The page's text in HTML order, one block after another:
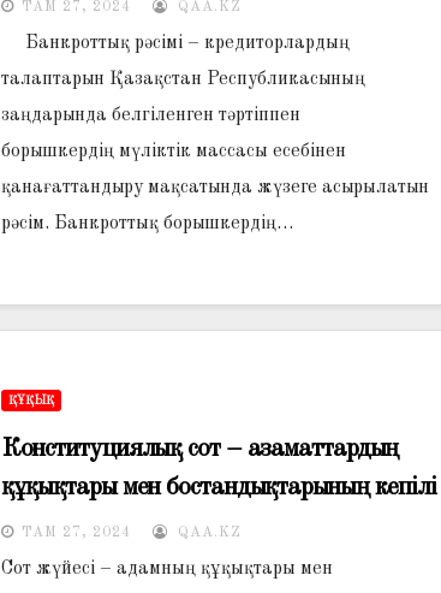
ТАМ 27, 2024 QAA.KZ
Банкроттық рәсімі – кредиторлардың
талаптарын Қазақстан Республикасының
заңдарында белгіленген тәртіппен
борышкердің мүліктік массасы есебінен
қанағаттандыру мақсатында жүзеге асырылатын
рәсім. Банкроттық борышкердiң…
ҚҰҚЫҚ
Конституциялық сот – азаматтардың
құқықтары мен бостандықтарының кепілі
ТАМ 27, 2024 QAA.KZ
Сот жүйесі – адамның құқықтары мен